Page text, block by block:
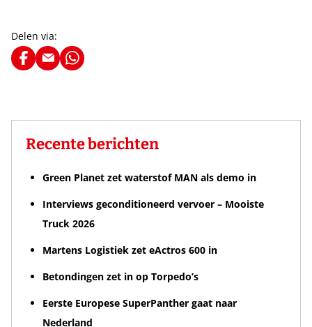
Delen via:
Recente berichten
Green Planet zet waterstof MAN als demo in
Interviews geconditioneerd vervoer – Mooiste
Truck 2026
Martens Logistiek zet eActros 600 in
Betondingen zet in op Torpedo’s
Eerste Europese SuperPanther gaat naar
Nederland